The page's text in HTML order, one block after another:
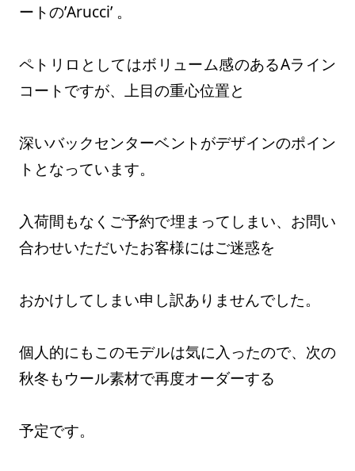
ートの’Arucci’ 。
ペトリロとしてはボリューム感のあるAライン
コートですが、上目の重心位置と
深いバックセンターベントがデザインのポイン
トとなっています。
入荷間もなくご予約で埋まってしまい、お問い
合わせいただいたお客様にはご迷惑を
おかけしてしまい申し訳ありませんでした。
個人的にもこのモデルは気に入ったので、次の
秋冬もウール素材で再度オーダーする
予定です。